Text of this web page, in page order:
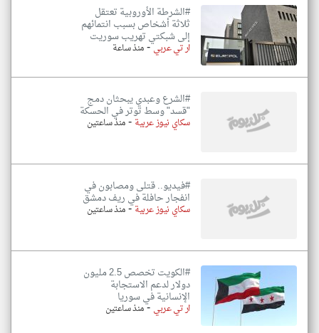
#الشرطة الأوروبية تعتقل
ثلاثة أشخاص بسبب انتمائهم
إلى شبكتي تهريب سوريت
ار تي عربي-منذ ساعة
#الشرع وعبدي يبحثان دمج
"قسد" وسط توتر في الحسكة
سكاي نيوز عربية-منذ ساعتين
#فيديو.. قتلى ومصابون في
انفجار حافلة في ريف دمشق
سكاي نيوز عربية-منذ ساعتين
#الكويت تخصص 2.5 مليون
دولار لدعم الاستجابة
الإنسانية في سوريا
ار تي عربي -منذ ساعتين